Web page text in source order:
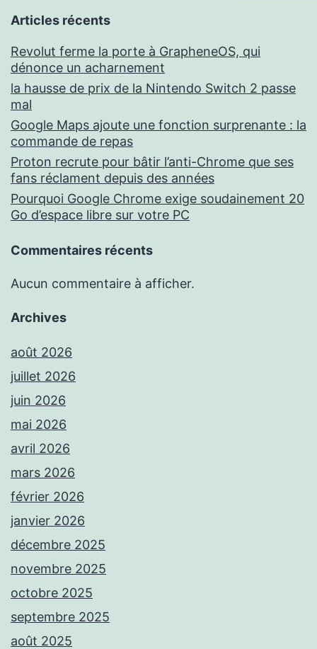
Articles récents
Revolut ferme la porte à GrapheneOS, qui
dénonce un acharnement
la hausse de prix de la Nintendo Switch 2 passe
mal
Google Maps ajoute une fonction surprenante : la
commande de repas
Proton recrute pour bâtir l’anti-Chrome que ses
fans réclament depuis des années
Pourquoi Google Chrome exige soudainement 20
Go d’espace libre sur votre PC
Commentaires récents
Aucun commentaire à afficher.
Archives
août 2026
juillet 2026
juin 2026
mai 2026
avril 2026
mars 2026
février 2026
janvier 2026
décembre 2025
novembre 2025
octobre 2025
septembre 2025
août 2025